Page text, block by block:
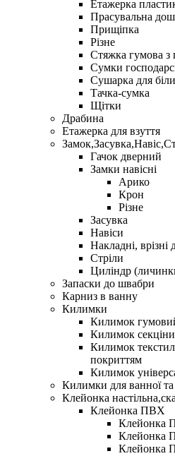
Етажерка
Прасувальна
Прищіпка
Різне
Стяжка гумова з
Сумки
Сушарка для
Тачка-сумка
Щітки
Драбина
Етажерка для взуття
Гачок дверний
Замки навісні
Арико
Крон
Різне
Засувка
Навіси
Накладні, врізні
Стріли
Циліндр
Запаски до швабри
Карниз в ванну
Килимки
Килимок
Килимок
Килимок
покриттям
Килимок
Килимки для ванної та
Клейонка
Клейонка ПВХ
Клейонка
Клейонка
Клейонка